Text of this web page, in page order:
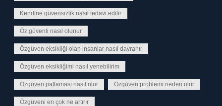
Kendine güvensizlik nasıl tedavi edilir
Öz güvenli nasıl olunur
Özgüven eksikliği olan insanlar nasıl davranır
Özgüven eksikliğimi nasıl yenebilirim
Özgüven patlaması nasıl olur Özgüven problemi neden olur
Özgüveni en çok ne artırır